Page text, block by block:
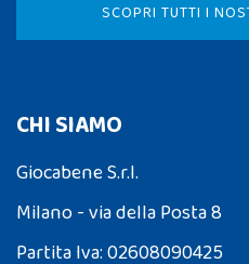
SCOPRI TUTTI I
CHI SIAMO
Giocabene S.r.l.
Milano - via della Posta 8
Partita Iva: 02608090425